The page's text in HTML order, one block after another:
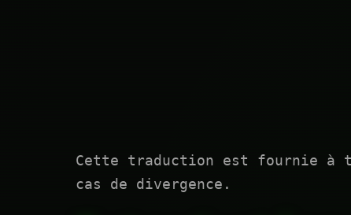
Cette traduction est fournie
cas de divergence.